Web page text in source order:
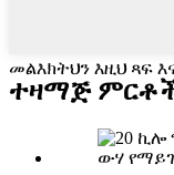
መልእክትህን እዚህ ጻፍ
ተዛማጅ